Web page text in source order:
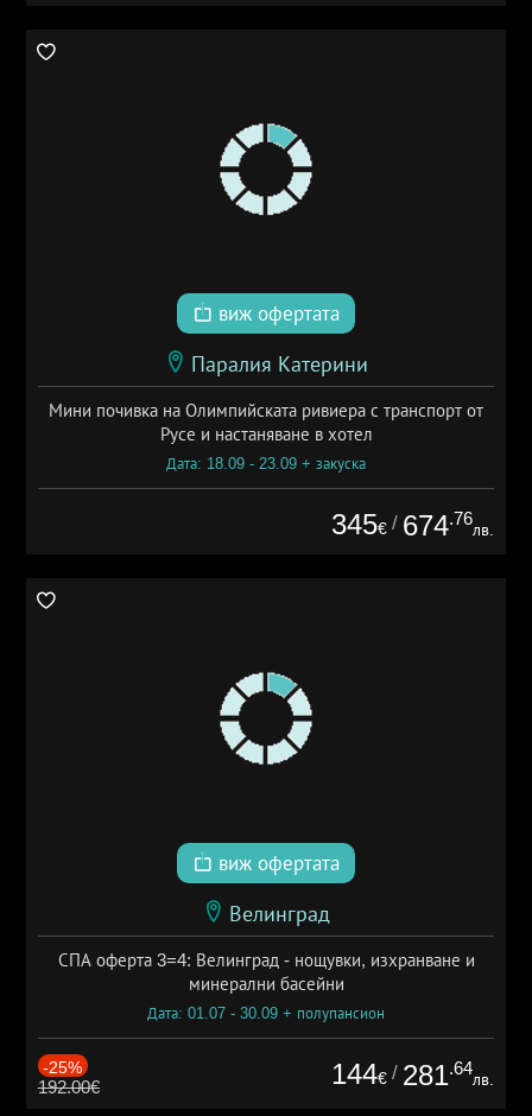
виж офертата
Паралия Катерини
Мини почивка на Олимпийската ривиера с транспорт от
Русе и настаняване в хотел
Дата: 18.09 - 23.09 + закуска
345€ / 674.76
лв.
виж офертата
Велинград
СПА оферта 3=4: Велинград - нощувки, изхранване и
минерални басейни
Дата: 01.07 - 30.09 + полупансион
-25%
192.00€ 144€ / 281.64
лв.